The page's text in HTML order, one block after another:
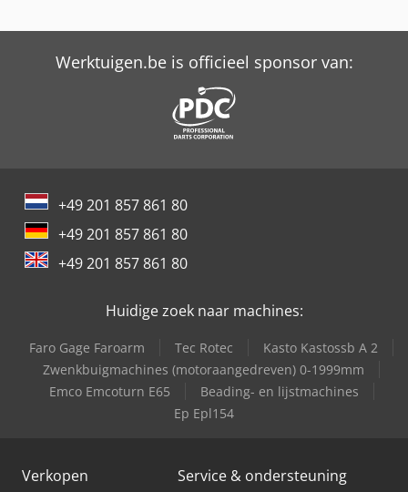
Deutz-Fahr Dx110 2Wd
Deutz-Fahr Dx145
Deutz-Fahr Dx160
Deutz-Fahr Dx230
Deutz-Fahr Dx250
Deutz-Fahr Tractor 2Wd
Werktuigen.be is officieel sponsor van:
+49 201 857 861 80
+49 201 857 861 80
+49 201 857 861 80
Huidige zoek naar machines:
Faro Gage Faroarm Tec Rotec
Kasto Kastossb A 2
Zwenkbuigmachines (motoraangedreven) 0-1999mm
Emco Emcoturn E65
Beading- en lijstmachines
Ep Epl154
Verkopen Service & ondersteuning